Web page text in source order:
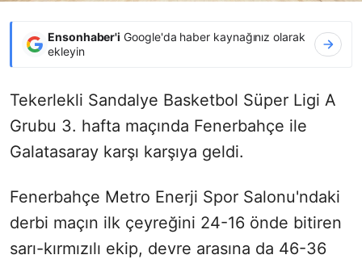
Ensonhaber'i Google'da haber kaynağınız olarak
ekleyin
Tekerlekli Sandalye Basketbol Süper Ligi A
Grubu 3. hafta maçında Fenerbahçe ile
Galatasaray karşı karşıya geldi.
Fenerbahçe Metro Enerji Spor Salonu'ndaki
derbi maçın ilk çeyreğini 24-16 önde bitiren
sarı-kırmızılı ekip, devre arasına da 46-36